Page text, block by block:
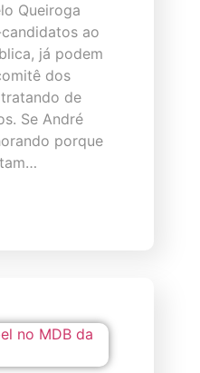
Queiroga
ao
já podem
dos
de
Se André
porque